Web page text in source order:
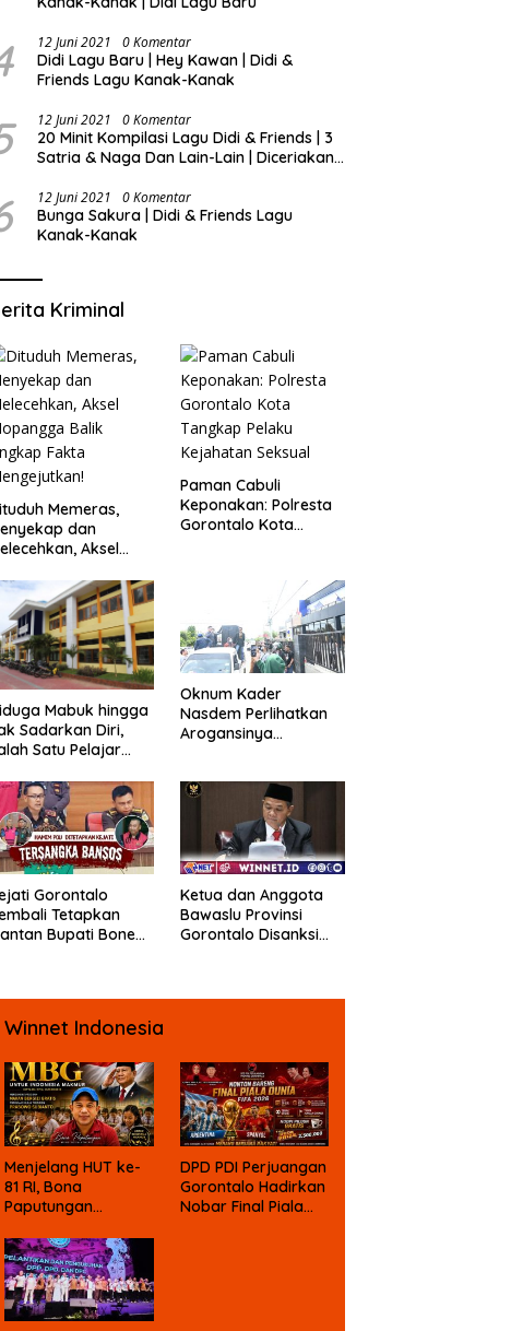
12 Juni 2021 0 Komentar
Didi Lagu Baru | Hey Kawan | Didi &
Friends Lagu Kanak-Kanak
12 Juni 2021 0 Komentar
20 Minit Kompilasi Lagu Didi & Friends | 3
Satria & Naga Dan Lain-Lain | Diceriakan
12 Juni 2021 0 Komentar
Bunga Sakura | Didi & Friends Lagu
Kanak-Kanak
Kriminal
Memeras,
dan
Aksel
Fakta
Paman Cabuli
Keponakan: Polresta
Gorontalo Kota
Mabuk hingga
Sadarkan Diri,
Satu Pelajar
Diberikan
Fisik oleh
Temannya
Oknum Kader
Nasdem Perlihatkan
Arogansinya
Pelecehan Profesi
Gorontalo
Tetapkan
Bupati Bone
Ketua dan Anggota
Bawaslu Provinsi
Gorontalo Disanksi
Winnet Indonesia
Menjelang HUT ke-
81 RI, Bona
Paputungan
Lagu MBG untuk
Masa Depan Anak
Bangsa
DPD PDI Perjuangan
Gorontalo Hadirkan
Nobar Final Piala